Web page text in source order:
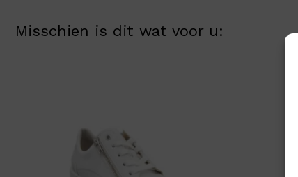
Misschien is dit wat voor u: